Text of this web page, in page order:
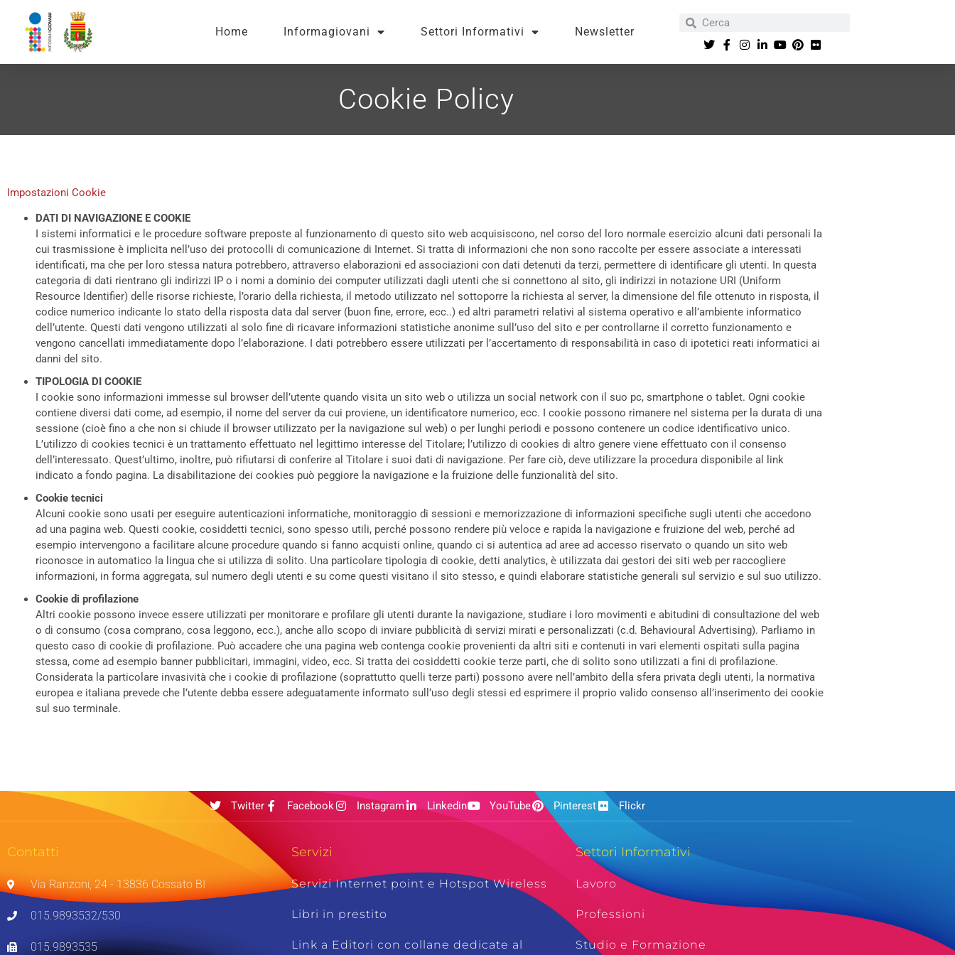
Home Informagiovani Settori Informativi Newsletter
Cookie Policy
Impostazioni Cookie
DATI DI NAVIGAZIONE E COOKIE
I sistemi informatici e le procedure software preposte al funzionamento di questo sito web acquisiscono, nel corso del loro normale esercizio alcuni dati personali la
cui trasmissione è implicita nell’uso dei protocolli di comunicazione di Internet. Si tratta di informazioni che non sono raccolte per essere associate a interessati
identificati, ma che per loro stessa natura potrebbero, attraverso elaborazioni ed associazioni con dati detenuti da terzi, permettere di identificare gli utenti. In questa
categoria di dati rientrano gli indirizzi IP o i nomi a dominio dei computer utilizzati dagli utenti che si connettono al sito, gli indirizzi in notazione URI (Uniform
Resource Identifier) delle risorse richieste, l’orario della richiesta, il metodo utilizzato nel sottoporre la richiesta al server, la dimensione del file ottenuto in risposta, il
codice numerico indicante lo stato della risposta data dal server (buon fine, errore, ecc..) ed altri parametri relativi al sistema operativo e all’ambiente informatico
dell’utente. Questi dati vengono utilizzati al solo fine di ricavare informazioni statistiche anonime sull’uso del sito e per controllarne il corretto funzionamento e
vengono cancellati immediatamente dopo l’elaborazione. I dati potrebbero essere utilizzati per l’accertamento di responsabilità in caso di ipotetici reati informatici ai
danni del sito.
TIPOLOGIA DI COOKIE
I cookie sono informazioni immesse sul browser dell’utente quando visita un sito web o utilizza un social network con il suo pc, smartphone o tablet. Ogni cookie
contiene diversi dati come, ad esempio, il nome del server da cui proviene, un identificatore numerico, ecc. I cookie possono rimanere nel sistema per la durata di una
sessione (cioè fino a che non si chiude il browser utilizzato per la navigazione sul web) o per lunghi periodi e possono contenere un codice identificativo unico.
L’utilizzo di cookies tecnici è un trattamento effettuato nel legittimo interesse del Titolare; l’utilizzo di cookies di altro genere viene effettuato con il consenso
dell’interessato. Quest’ultimo, inoltre, può rifiutarsi di conferire al Titolare i suoi dati di navigazione. Per fare ciò, deve utilizzare la procedura disponibile al link
indicato a fondo pagina. La disabilitazione dei cookies può peggiore la navigazione e la fruizione delle funzionalità del sito.
Cookie tecnici
Alcuni cookie sono usati per eseguire autenticazioni informatiche, monitoraggio di sessioni e memorizzazione di informazioni specifiche sugli utenti che accedono
ad una pagina web. Questi cookie, cosiddetti tecnici, sono spesso utili, perché possono rendere più veloce e rapida la navigazione e fruizione del web, perché ad
esempio intervengono a facilitare alcune procedure quando si fanno acquisti online, quando ci si autentica ad aree ad accesso riservato o quando un sito web
riconosce in automatico la lingua che si utilizza di solito. Una particolare tipologia di cookie, detti analytics, è utilizzata dai gestori dei siti web per raccogliere
informazioni, in forma aggregata, sul numero degli utenti e su come questi visitano il sito stesso, e quindi elaborare statistiche generali sul servizio e sul suo utilizzo.
Cookie di profilazione
Altri cookie possono invece essere utilizzati per monitorare e profilare gli utenti durante la navigazione, studiare i loro movimenti e abitudini di consultazione del web
o di consumo (cosa comprano, cosa leggono, ecc.), anche allo scopo di inviare pubblicità di servizi mirati e personalizzati (c.d. Behavioural Advertising). Parliamo in
questo caso di cookie di profilazione. Può accadere che una pagina web contenga cookie provenienti da altri siti e contenuti in vari elementi ospitati sulla pagina
stessa, come ad esempio banner pubblicitari, immagini, video, ecc. Si tratta dei cosiddetti cookie terze parti, che di solito sono utilizzati a fini di profilazione.
Considerata la particolare invasività che i cookie di profilazione (soprattutto quelli terze parti) possono avere nell’ambito della sfera privata degli utenti, la normativa
europea e italiana prevede che l’utente debba essere adeguatamente informato sull’uso degli stessi ed esprimere il proprio valido consenso all’inserimento dei cookie
sul suo terminale.
Twitter Facebook Instagram Linkedin YouTube Pinterest Flickr
Contatti
Via Ranzoni, 24 - 13836 Cossato BI
015.9893532/530
015.9893535
Servizi
Servizi Internet point e Hotspot Wireless
Libri in prestito
Link a Editori con collane dedicate al
Settori Informativi
Lavoro
Professioni
Studio e Formazione